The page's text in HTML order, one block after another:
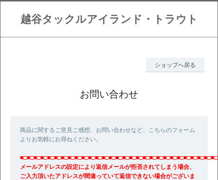
越谷タックルアイランド・トラウト
ショップへ戻る
お問い合わせ
商品に関するご意見ご感想、お問い合わせなど、こちらのフォーム
よりお気軽にお尋ねください。
■□■□■□■□■□■□■□■□■□■□■□■□■□■□■□■□■□■□■□■□■□■□■□■□■□■□■□■□■□
メールアドレスの設定により返信メールが拒否されてしまう場合、
ご入力頂いたアドレスが間違っていて返信できない場合がございま